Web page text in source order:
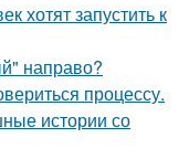
хотят запустить к
направо?
процессу.
истории со